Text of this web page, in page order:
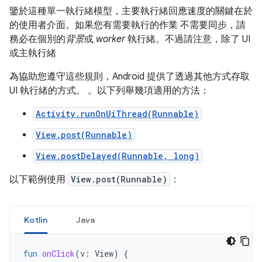
鑒於這種單一執行緒模型，主要執行緒回應速度的關鍵在於
的使用者介面。如果您有需要執行的作業 不需要同步，請
務必在個別的背景或 worker執行緒。不過請注意，除了 UI
或主執行緒
為協助您遵守這些規則，Android 提供了透過其他方式存取
UI 執行緒的方式。 。以下列舉幾項適用的方法：
Activity.runOnUiThread(Runnable)
View.post(Runnable)
View.postDelayed(Runnable, long)
以下範例使用 View.post(Runnable) ：
Kotlin Java
fun onClick(v : View)
{